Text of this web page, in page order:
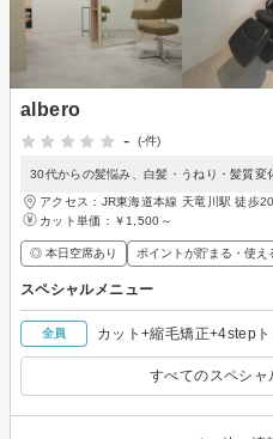
albero
-
(-件)
30代からの髪悩み、白髪・うねり・髪質変
アクセス：JR東海道本線 天竜川駅 徒歩
カット単価： ￥1,500～
◎ 本日空席あり ポイントが貯まる・使え
スペシャルメニュー
全員 カット+縮毛矯正+4stepト
すべてのスペシャ